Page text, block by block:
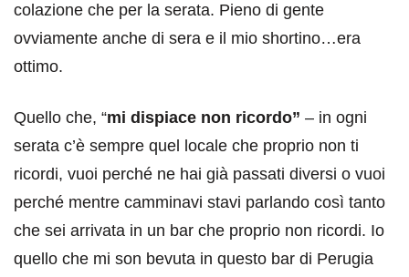
colazione che per la serata. Pieno di gente
ovviamente anche di sera e il mio shortino…era
ottimo.
Quello che, “mi dispiace non ricordo” – in ogni
serata c’è sempre quel locale che proprio non ti
ricordi, vuoi perché ne hai già passati diversi o vuoi
perché mentre camminavi stavi parlando così tanto
che sei arrivata in un bar che proprio non ricordi. Io
quello che mi son bevuta in questo bar di Perugia